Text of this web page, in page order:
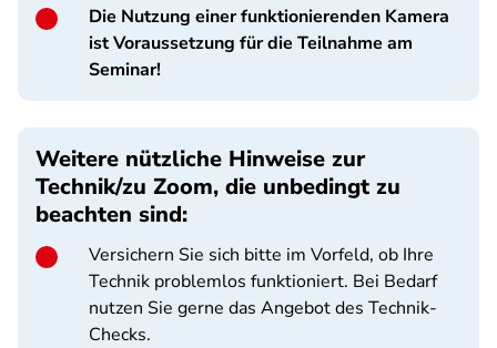
Die Nutzung einer funktionierenden Kamera
ist Voraussetzung für die Teilnahme am
Seminar!
Weitere nützliche Hinweise zur
Technik/zu Zoom, die unbedingt zu
beachten sind:
Versichern Sie sich bitte im Vorfeld, ob Ihre
Technik problemlos funktioniert. Bei Bedarf
nutzen Sie gerne das Angebot des Technik-
Checks.